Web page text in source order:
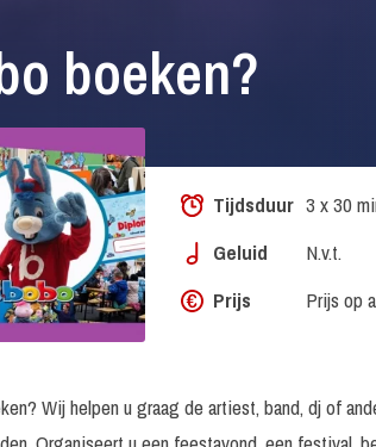
boeken?
Tijdsduur 3 x 30
Geluid
N.v.t.
Prijs
Prijs op
Wij helpen u graag de artiest, band, dj of